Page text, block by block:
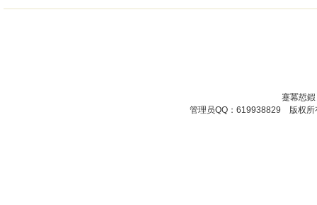
蹇冪悊
管理员QQ：619938829 版权